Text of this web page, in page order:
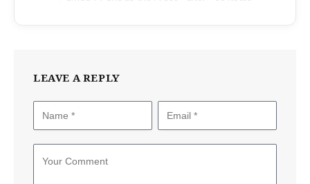
LEAVE A REPLY